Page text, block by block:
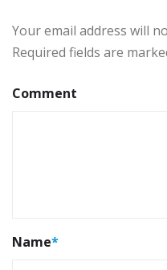
Your email address will
Required fields are
Comment
Name*